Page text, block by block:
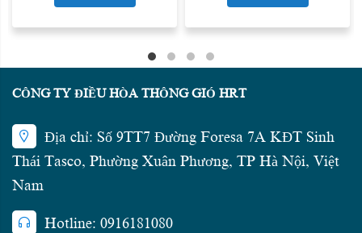
CÔNG TY ĐIỀU HÒA THÔNG GIÓ HRT
Địa chỉ: Số 9TT7 Đường Foresa 7A KĐT Sinh
Thái Tasco, Phường Xuân Phương, TP Hà Nội, Việt
Nam
Hotline: 0916181080